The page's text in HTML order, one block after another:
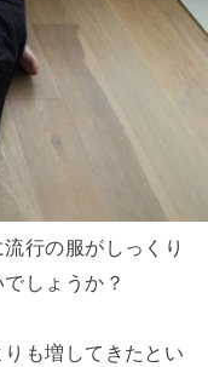
行の服がしっくり
しょうか？
も増してきたとい